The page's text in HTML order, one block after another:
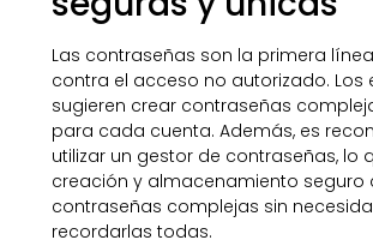
Las contraseñas son la primera
contra el acceso no autorizado. Los
sugieren crear contraseñas
para cada cuenta. Además, es
utilizar un gestor de contraseñas, lo
creación y almacenamiento seguro
contraseñas complejas sin
recordarlas todas.